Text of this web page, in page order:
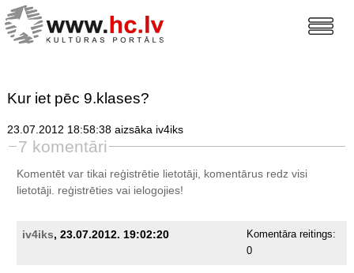
Kur iet pēc 9.klases?
23.07.2012 18:58:38 aizsāka iv4iks
7 komentāri
Komentēt var tikai reģistrētie lietotāji, komentārus redz visi
lietotāji. reģistrētiesvai ielogojies!
iv4iks, 23.07.2012. 19:02:20
Komentāra reitings:
0